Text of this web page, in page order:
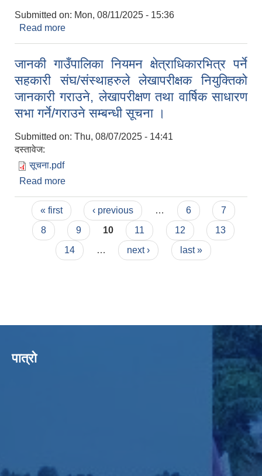
Submitted on: Mon, 08/11/2025 - 15:36
Read more
जानकी गाउँपालिका नियमन क्षेत्राधिकारभित्र पर्ने
सहकारी संघ/संस्थाहरुले लेखापरीक्षक नियुक्तिको
जानकारी गराउने, लेखापरीक्षण तथा वार्षिक साधारण
सभा गर्ने/गराउने सम्बन्धी सूचना ।
Submitted on: Thu, 08/07/2025 - 14:41
दस्तावेज:
सूचना.pdf
Read more
गराउने, लेखापरीक्षण तथा वार्षिक साधारण सभा गर्ने/गराउने
सम्बन्धी सूचना ।
Pages
« first ‹ previous … 6
7
8
9 10 11 12
13
14
… next › last »
पात्रो